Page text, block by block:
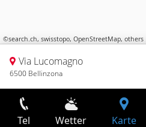
©search.ch, swisstopo, OpenStreetMap, others
Via Lucomagno
6500 Bellinzona
Tel Wetter Karte